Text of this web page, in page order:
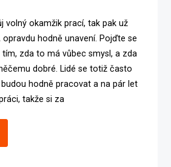
volný okamžik prací, tak pak už
hodně unavení. Pojďte se
zda to má vůbec smysl, a zda
dobré. Lidé se totiž často
hodně pracovat a na pár let
takže si za